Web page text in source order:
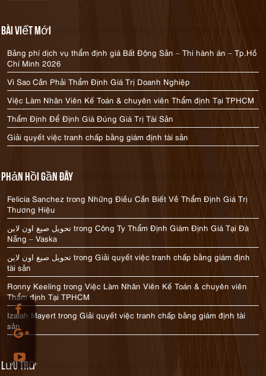
Bài viết mới
Bảng phí dịch vụ thẩm định giá Bất Động Sản – Thi hành án – Tp.Hồ
Chí Minh 2026
Vì Sao Cần Phải Thẩm Định Giá Trị Doanh Nghiệp
Việc Làm Nhân Viên Kế Toán & chuyên viên Thẩm định Tại TPHCM
Thẩm Định Để Định Giá Đúng Giá Trị Tài Sản
Giải quyết việc tranh chấp bằng giám định tài sản
Phản hồi gần đây
Felicia Sanchez trong Những Điều Cần Biết Về Thẩm Định Giá Trị
Thương Hiệu
تحويل صيغ اون لاين trongCông Ty Thẩm Định Giám Định Giá Tại Đà
Nẵng – Vaska
تحويل صيغ اون لاين trongGiải quyết việc tranh chấp bằng giám định
tài sản
Ronny Keeling trongViệc Làm Nhân Viên Kế Toán & chuyên viên
Thẩm định Tại TPHCM
Izaiah Mayert trongGiải quyết việc tranh chấp bằng giám định tài
sản
Lưu trữ